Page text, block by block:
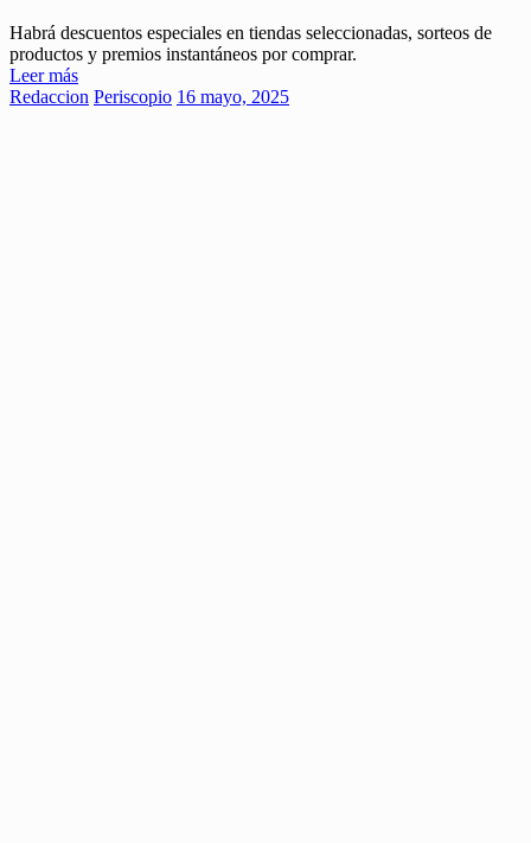
Habrá descuentos especiales en tiendas seleccionadas, sorteos de
productos y premios instantáneos por comprar.
Leer más
Redaccion Periscopio 16 mayo, 2025